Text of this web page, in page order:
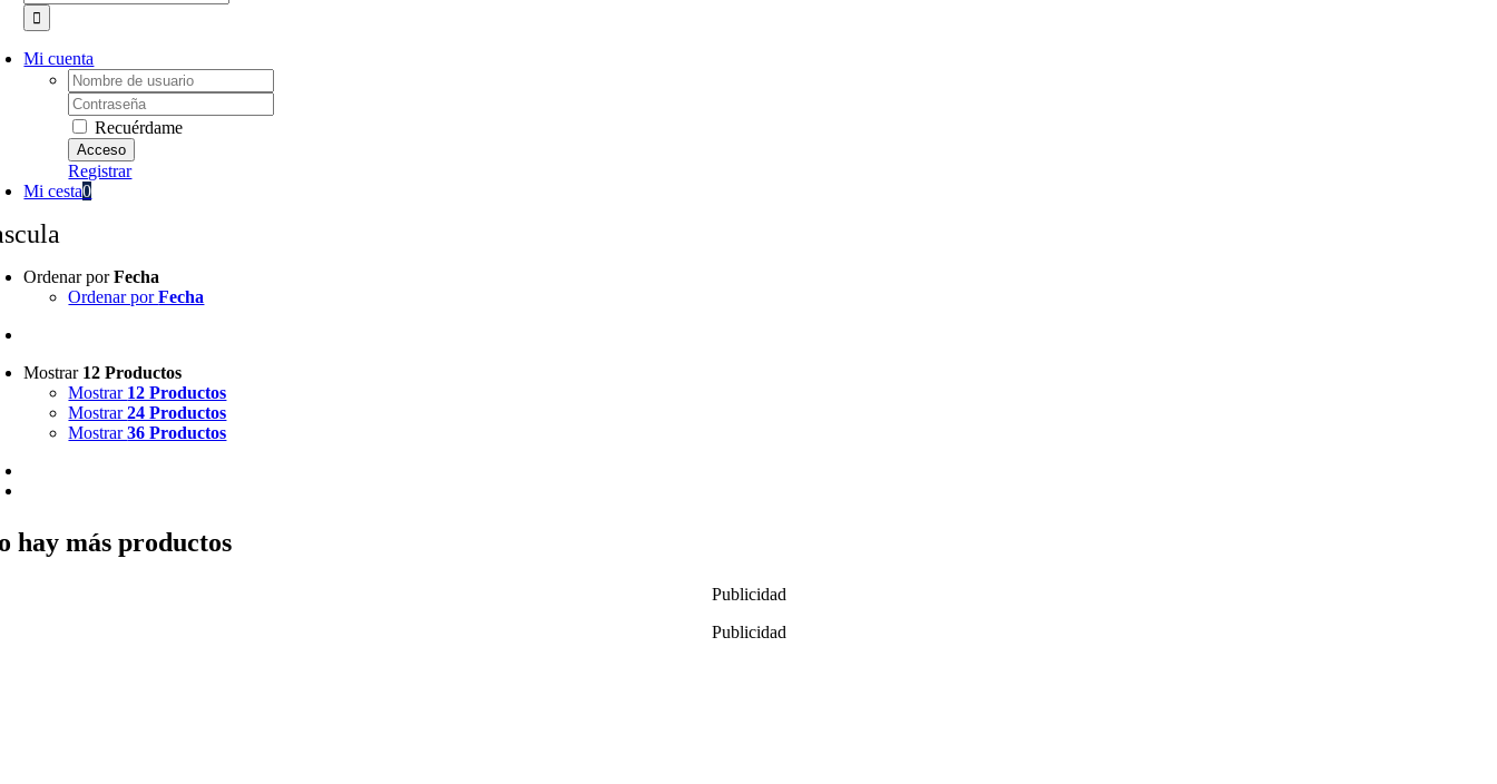
Mi cuenta
Username:
Password:
Recuérdame
Registrar
Mi cesta0
Ordenar porFecha
Ordenar porFecha
Mostrar 12 Productos
Mostrar 12 Productos
Mostrar24 Productos
Mostrar36 Productos
hay más productos
Publicidad
Publicidad